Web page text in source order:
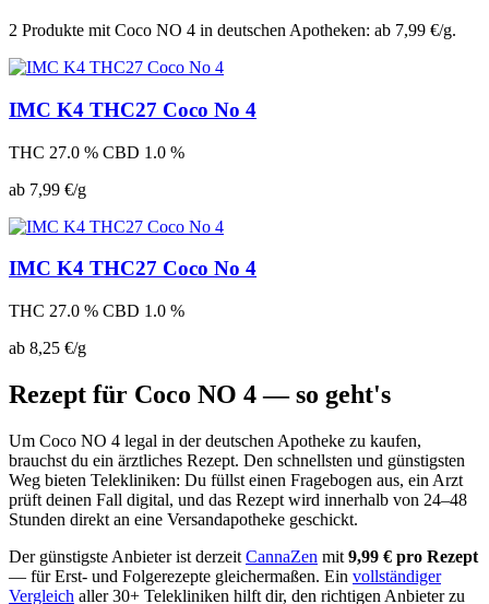
2 Produkte mit Coco NO 4 in deutschen Apotheken: ab 7,99 €/g.
IMC K4 THC27 Coco No 4
THC 27.0 % CBD 1.0 %
ab 7,99 €/g
IMC K4 THC27 Coco No 4
THC 27.0 % CBD 1.0 %
ab 8,25 €/g
Rezept für Coco NO 4 — so geht's
Um Coco NO 4 legal in der deutschen Apotheke zu kaufen,
brauchst du ein ärztliches Rezept. Den schnellsten und günstigsten
Weg bieten Telekliniken: Du füllst einen Fragebogen aus, ein Arzt
prüft deinen Fall digital, und das Rezept wird innerhalb von 24–48
Stunden direkt an eine Versandapotheke geschickt.
Der günstigste Anbieter ist derzeit CannaZen mit 9,99 € pro Rezept
— für Erst- und Folgerezepte gleichermaßen. Ein vollständiger
Vergleich aller 30+ Telekliniken hilft dir, den richtigen Anbieter zu